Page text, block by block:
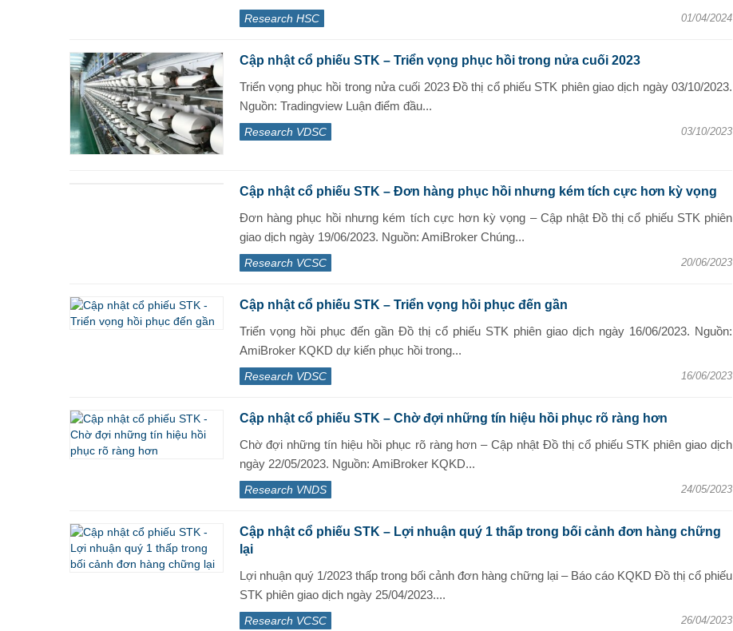
Research HSC 01/04/2024
Cập nhật cổ phiếu STK – Triển vọng phục hồi trong nửa cuối 2023
Triển vọng phục hồi trong nửa cuối 2023 Đồ thị cổ phiếu STK phiên giao dịch ngày 03/10/2023.
Nguồn: Tradingview Luận điểm đầu...
Research VDSC 03/10/2023
Cập nhật cổ phiếu STK – Đơn hàng phục hồi nhưng kém tích cực hơn kỳ vọng
Đơn hàng phục hồi nhưng kém tích cực hơn kỳ vọng – Cập nhật Đồ thị cổ phiếu STK phiên
giao dịch ngày 19/06/2023. Nguồn: AmiBroker Chúng...
Research VCSC 20/06/2023
Cập nhật cổ phiếu STK – Triển vọng hồi phục đến gần
Triển vọng hồi phục đến gần Đồ thị cổ phiếu STK phiên giao dịch ngày 16/06/2023. Nguồn:
AmiBroker KQKD dự kiến phục hồi trong...
Research VDSC 16/06/2023
Cập nhật cổ phiếu STK – Chờ đợi những tín hiệu hồi phục rõ ràng hơn
Chờ đợi những tín hiệu hồi phục rõ ràng hơn – Cập nhật Đồ thị cổ phiếu STK phiên giao dịch
ngày 22/05/2023. Nguồn: AmiBroker KQKD...
Research VNDS 24/05/2023
Cập nhật cổ phiếu STK – Lợi nhuận quý 1 thấp trong bối cảnh đơn hàng chững
lại
Lợi nhuận quý 1/2023 thấp trong bối cảnh đơn hàng chững lại – Báo cáo KQKD Đồ thị cổ phiếu
STK phiên giao dịch ngày 25/04/2023....
Research VCSC 26/04/2023